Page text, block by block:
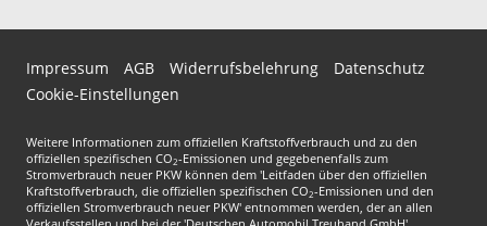
Impressum AGB Widerrufsbelehrung
Datenschutz
Cookie-Einstellungen
Weitere Informationen zum offiziellen Kraftstoffverbrauch und zu den
offiziellen spezifischen CO2-Emissionen und gegebenenfalls zum
Stromverbrauch neuer PKW können dem 'Leitfaden über den offiziellen
Kraftstoffverbrauch, die offiziellen spezifischen CO2-Emissionen und den
offiziellen Stromverbrauch neuer PKW' entnommen werden, der an allen